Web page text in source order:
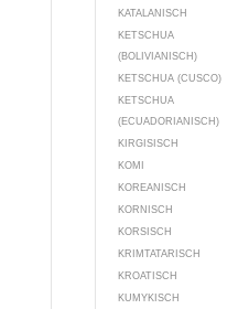
KATALANISCH
KETSCHUA
(BOLIVIANISCH)
KETSCHUA (CUSCO)
KETSCHUA
(ECUADORIANISCH)
KIRGISISCH
KOMI
KOREANISCH
KORNISCH
KORSISCH
KRIMTATARISCH
KROATISCH
KUMYKISCH